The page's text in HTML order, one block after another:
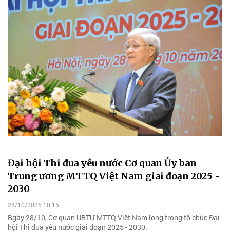
Đại hội Thi đua yêu nước Cơ quan Ủy ban
Trung ương MTTQ Việt Nam giai đoạn 2025 -
2030
28/10/2025 10:15
Bgày 28/10, Cơ quan UBTƯ MTTQ Việt Nam long trọng tổ chức Đại
hội Thi đua yêu nước giai đoạn 2025 - 2030.